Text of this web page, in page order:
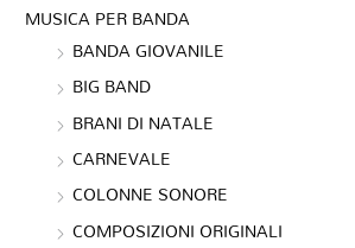
MUSICA PER BANDA
BANDA GIOVANILE
BIG BAND
BRANI DI NATALE
CARNEVALE
COLONNE SONORE
COMPOSIZIONI ORIGINALI